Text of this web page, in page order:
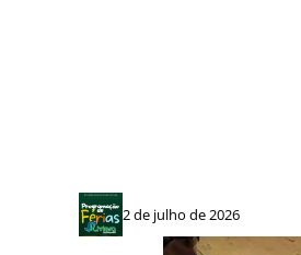
2 de julho de 2026